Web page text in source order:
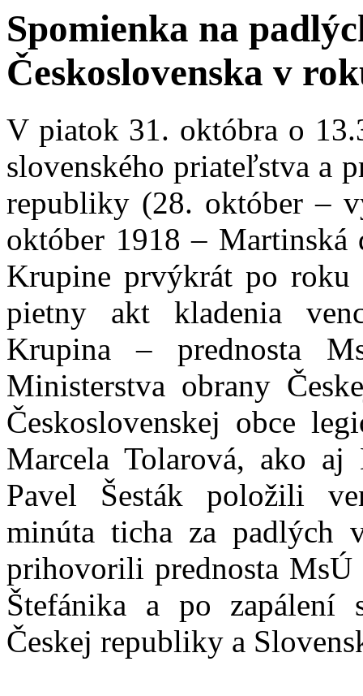
Spomienka na
Československa v
V piatok 31. októbra o
slovenského priateľstva a
republiky (28. október –
október 1918 – Martinská
Krupine prvýkrát po roku
pietny akt kladenia
Krupina – prednosta
Ministerstva obrany
Československej obce
Marcela Tolarová, ako
Pavel Šesták položili
minúta ticha za padlých
prihovorili prednosta
Štefánika a po
Českej republiky a